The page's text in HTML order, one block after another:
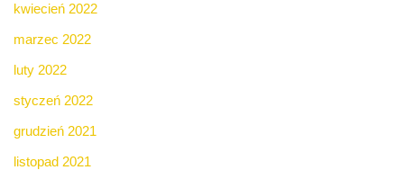
kwiecień 2022
marzec 2022
luty 2022
styczeń 2022
grudzień 2021
listopad 2021